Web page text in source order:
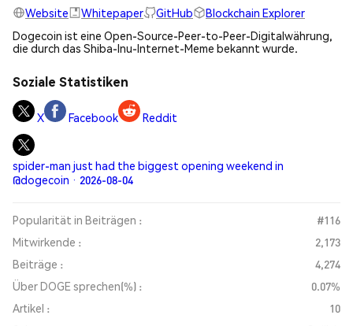
Website Whitepaper GitHub
Blockchain Explorer
Dogecoin ist eine Open-Source-Peer-to-Peer-Digitalwährung,
die durch das Shiba-Inu-Internet-Meme bekannt wurde.
Soziale Statistiken
X Facebook Reddit
spider-man just had the biggest opening weekend in
@dogecoin · 2026-08-04
Popularität in Beiträgen :
#116
Mitwirkende :
2,173
Beiträge :
4,274
Über DOGE sprechen(%) :
0.07%
Artikel :
10